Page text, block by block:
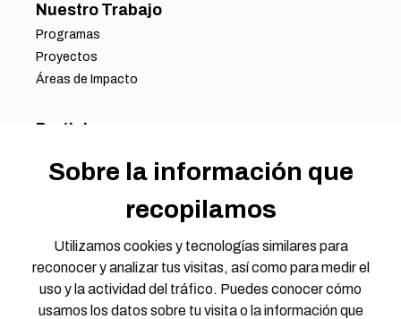
Nuestro Trabajo
Programas
Proyectos
Áreas de Impacto
Participa
Oportunidades Laborales
Oportunidades de Voluntariado
Llamado a Propuestas
Grupos de Trabajo
Únete a Nuestra Conversación
Sobre la información que
recopilamos
Utilizamos cookies y tecnologías similares para
reconocer y analizar tus visitas, así como para medir el
uso y la actividad del tráfico. Puedes conocer cómo
usamos los datos sobre tu visita o la información que